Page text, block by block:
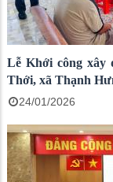
Lễ Khới công xây
Thới, xã Thạnh
24/01/2026